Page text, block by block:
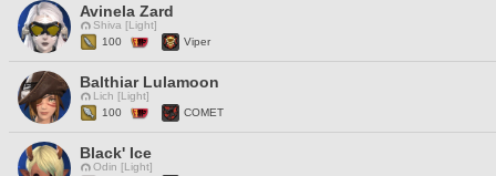
Avinela Zard
Shiva [Light]
100
Viper
Balthiar Lulamoon
Lich [Light]
100
COMET
Black' Ice
Odin [Light]